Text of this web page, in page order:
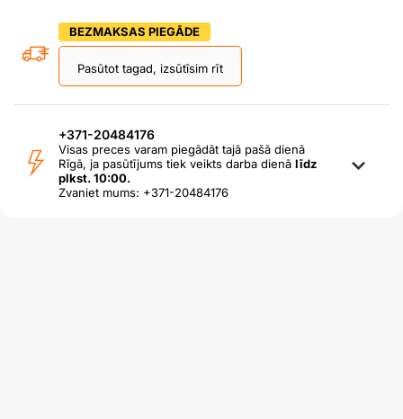
BEZMAKSAS PIEGĀDE
Pasūtot tagad, izsūtīsim rīt
+371-20484176
Visas preces varam piegādāt tajā pašā dienā
Rīgā, ja pasūtījums tiek veikts darba dienā līdz
plkst. 10:00.
Zvaniet mums: +371-20484176